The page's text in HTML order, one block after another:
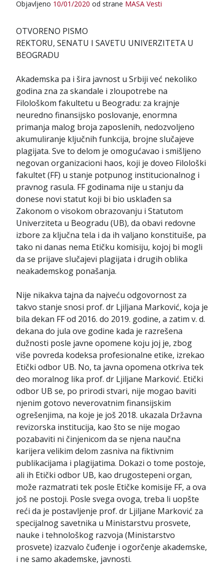
Objavljeno 10/01/2020 od strane MASA Vesti
OTVORENO PISMO
REKTORU, SENATU I SAVETU UNIVERZITETA U
BEOGRADU
Akademska pa i šira javnost u Srbiji već nekoliko
godina zna za skandale i zloupotrebe na
Filološkom fakultetu u Beogradu: za krajnje
neuredno finansijsko poslovanje, enormna
primanja malog broja zaposlenih, nedozvoljeno
akumuliranje ključnih funkcija, brojne slučajeve
plagijata. Sve to delom je omogućavao i smišljeno
negovan organizacioni haos, koji je doveo Filološki
fakultet (FF) u stanje potpunog institucionalnog i
pravnog rasula. FF godinama nije u stanju da
donese novi statut koji bi bio usklađen sa
Zakonom o visokom obrazovanju i Statutom
Univerziteta u Beogradu (UB), da obavi redovne
izbore za ključna tela i da ih valjano konstituiše, pa
tako ni danas nema Etičku komisiju, kojoj bi mogli
da se prijave slučajevi plagijata i drugih oblika
neakademskog ponašanja.
Nije nikakva tajna da najveću odgovornost za
takvo stanje snosi prof. dr Ljiljana Marković, koja je
bila dekan FF od 2016. do 2019. godine, a zatim v. d.
dekana do jula ove godine kada je razrešena
dužnosti posle javne opomene koju joj je, zbog
više povreda kodeksa profesionalne etike, izrekao
Etički odbor UB. No, ta javna opomena otkriva tek
deo moralnog lika prof. dr Ljiljane Marković. Etički
odbor UB se, po prirodi stvari, nije mogao baviti
njenim gotovo neverovatnim finansijskim
ogrešenjima, na koje je još 2018. ukazala Državna
revizorska institucija, kao što se nije mogao
pozabaviti ni činjenicom da se njena naučna
karijera velikim delom zasniva na fiktivnim
publikacijama i plagijatima. Dokazi o tome postoje,
ali ih Etički odbor UB, kao drugostepeni organ,
može razmatrati tek posle Etičke komisije FF, a ova
još ne postoji. Posle svega ovoga, treba li uopšte
reći da je postavljenje prof. dr Ljiljane Marković za
specijalnog savetnika u Ministarstvu prosvete,
nauke i tehnološkog razvoja (Ministarstvo
prosvete) izazvalo čuđenje i ogorčenje akademske,
i ne samo akademske, javnosti.